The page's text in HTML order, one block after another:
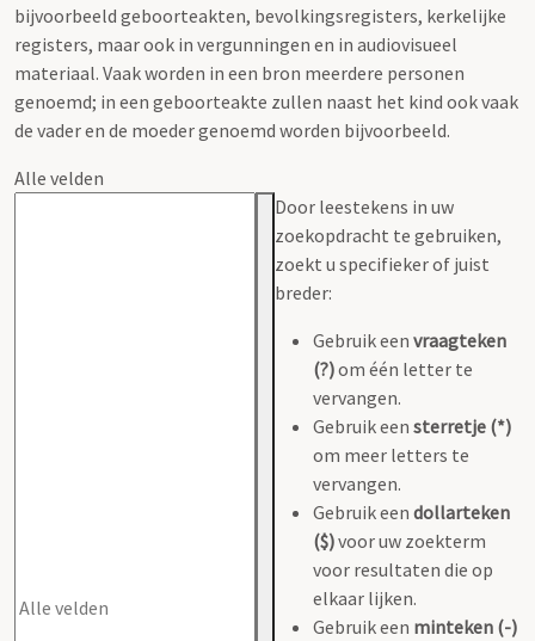
bijvoorbeeld geboorteakten, bevolkingsregisters, kerkelijke
registers, maar ook in vergunningen en in audiovisueel
materiaal. Vaak worden in een bron meerdere personen
genoemd; in een geboorteakte zullen naast het kind ook vaak
de vader en de moeder genoemd worden bijvoorbeeld.
Alle velden
Door leestekens in uw
zoekopdracht te gebruiken,
zoekt u specifieker of juist
breder:
Gebruik een vraagteken
(?)om één letter te
vervangen.
Gebruik een sterretje (*)
om meer letters te
vervangen.
Gebruik een dollarteken
($)voor uw zoekterm
voor resultaten die op
elkaar lijken.
Gebruik een minteken (-)